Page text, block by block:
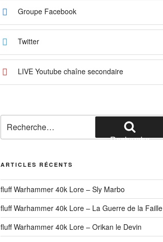
Groupe Facebook
Twitter
LIVE Youtube chaîne secondaire
pour
:
Recherche
ARTICLES RÉCENTS
fluff Warhammer 40k Lore – Sly Marbo
fluff Warhammer 40k Lore – La Guerre de la Faille
fluff Warhammer 40k Lore – Orikan le Devin